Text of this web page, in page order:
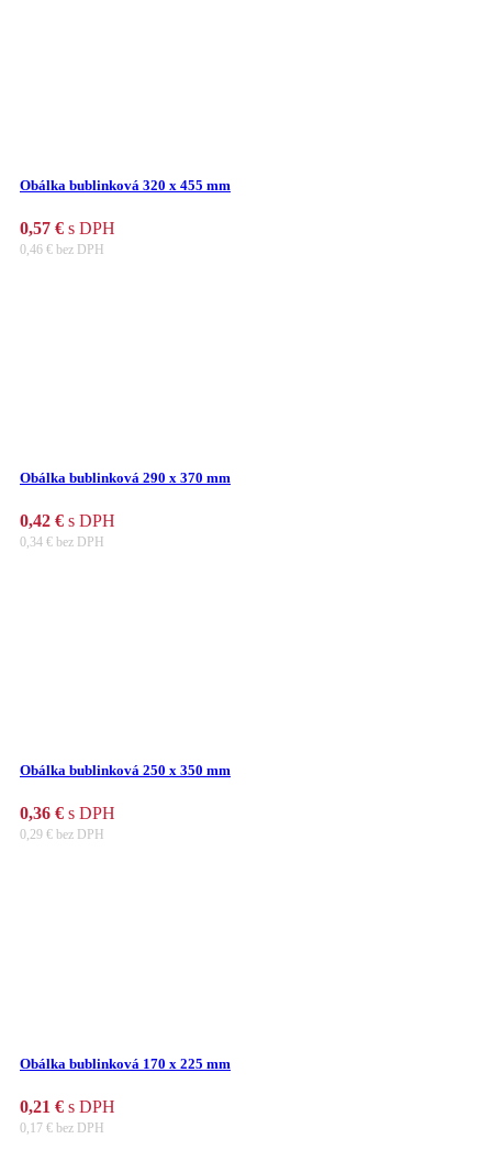
Obálka bublinková 320 x 455 mm
0,57 € s DPH
0,46 € bez DPH
Obálka bublinková 290 x 370 mm
0,42 € s DPH
0,34 € bez DPH
Obálka bublinková 250 x 350 mm
0,36 € s DPH
0,29 € bez DPH
Obálka bublinková 170 x 225 mm
0,21 € s DPH
0,17 € bez DPH